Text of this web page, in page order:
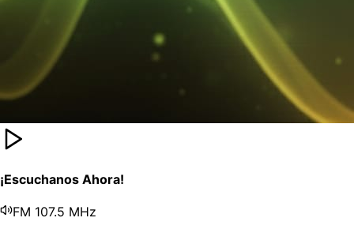
¡Escuchanos Ahora!
FM 107.5 MHz